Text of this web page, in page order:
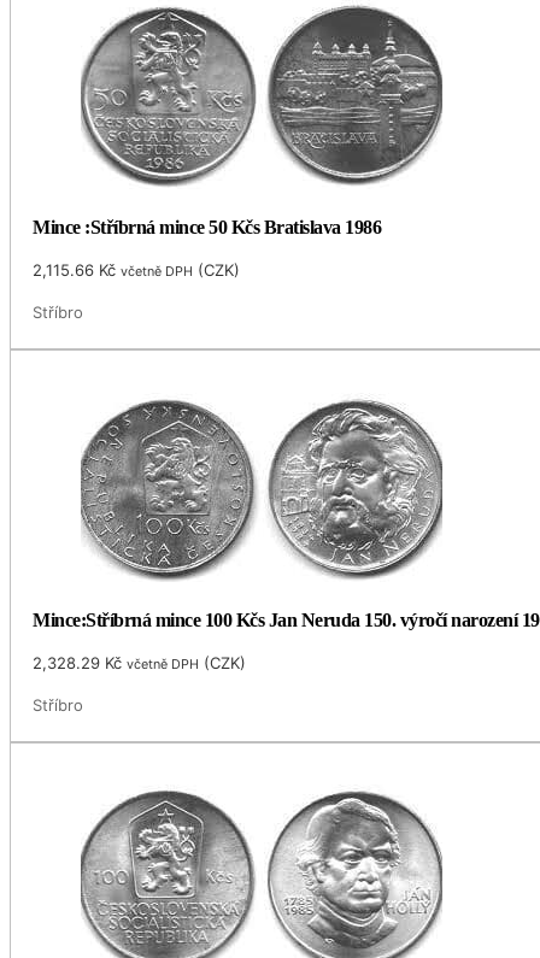
Mince :Stříbrná mince 50 Kčs Bratislava 1986
2,115.66 Kč včetně DPH (CZK)
Stříbro
Mince:Stříbrná mince 100 Kčs Jan Neruda 150. výročí narození
2,328.29 Kč včetně DPH (CZK)
Stříbro